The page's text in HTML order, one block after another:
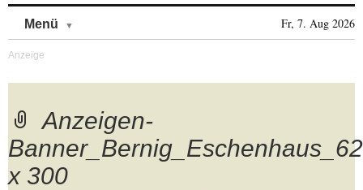
Menü Fr, 7. Aug 2026
Anzeigen-
x 300